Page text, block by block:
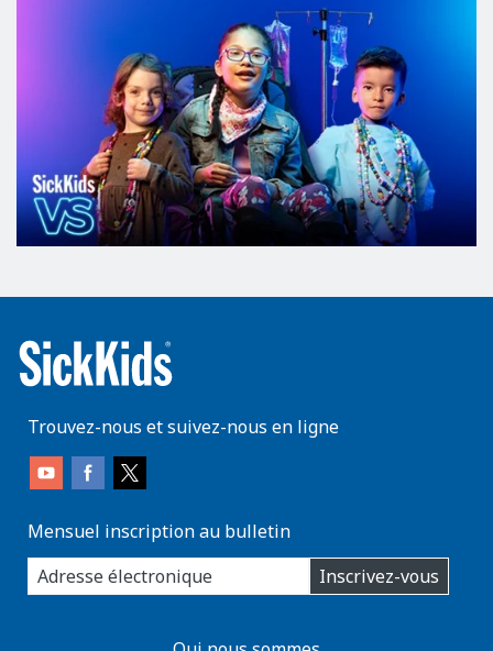
Trouvez-nous et suivez-nous en ligne
Mensuel inscription au bulletin
enter
you
email
Inscrivez-vous
AboutKidsHealth